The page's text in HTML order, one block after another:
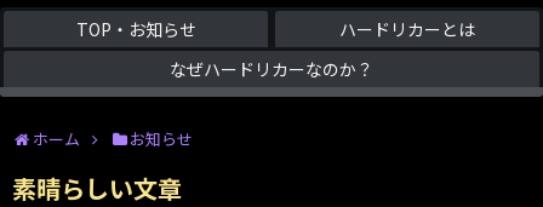
TOP・お知らせ
ハードリカーとは
なぜハードリカーなのか？
ホーム お知らせ
素晴らしい文章